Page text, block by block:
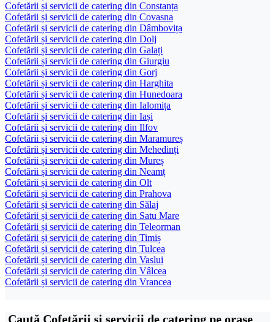
Cofetării și servicii de catering din Constanța
Cofetării și servicii de catering din Covasna
Cofetării și servicii de catering din Dâmbovița
Cofetării și servicii de catering din Dolj
Cofetării și servicii de catering din Galați
Cofetării și servicii de catering din Giurgiu
Cofetării și servicii de catering din Gorj
Cofetării și servicii de catering din Harghita
Cofetării și servicii de catering din Hunedoara
Cofetării și servicii de catering din Ialomița
Cofetării și servicii de catering din Iași
Cofetării și servicii de catering din Ilfov
Cofetării și servicii de catering din Maramureș
Cofetării și servicii de catering din Mehedinți
Cofetării și servicii de catering din Mureș
Cofetării și servicii de catering din Neamț
Cofetării și servicii de catering din Olt
Cofetării și servicii de catering din Prahova
Cofetării și servicii de catering din Sălaj
Cofetării și servicii de catering din Satu Mare
Cofetării și servicii de catering din Teleorman
Cofetării și servicii de catering din Timiș
Cofetării și servicii de catering din Tulcea
Cofetării și servicii de catering din Vaslui
Cofetării și servicii de catering din Vâlcea
Cofetării și servicii de catering din Vrancea
Caută Cofetării și servicii de catering pe orașe